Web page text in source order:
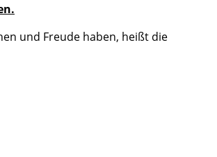
und Freude haben, heißt die